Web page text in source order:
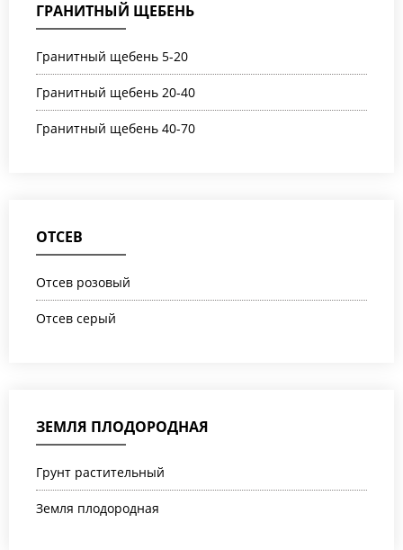
ГРАНИТНЫЙ ЩЕБЕНЬ
Гранитный щебень 5-20
Гранитный щебень 20-40
Гранитный щебень 40-70
ОТСЕВ
Отсев розовый
Отсев серый
ЗЕМЛЯ ПЛОДОРОДНАЯ
Грунт растительный
Земля плодородная